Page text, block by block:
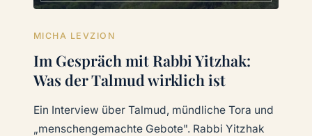
MICHA LEVZION
Im Gespräch mit Rabbi Yitzhak:
Was der Talmud wirklich ist
Ein Interview über Talmud, mündliche Tora und
„menschengemachte Gebote". Rabbi Yitzhak